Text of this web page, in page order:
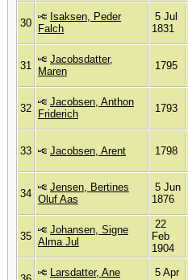
30
Isaksen, Peder
Falch
5 Jul
1831
31
Jacobsdatter,
Maren
1795
32
Jacobsen, Anthon
Friderich
1793
33 Jacobsen, Arent 1798
34
Jensen, Bertines
Oluf Aas
5 Jun
1876
35
Johansen, Signe
Alma Jul
22
Feb
1904
Larsdatter, Ane
5 Apr